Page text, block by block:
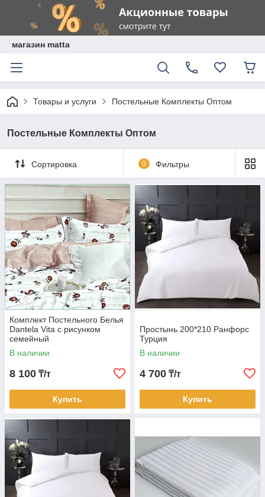
магазин matta
Товары и услуги Постельные Комплекты Оптом
Постельные Комплекты Оптом
Сортировка 0 Фильтры
Комплект Постельного Белья
Dantela Vita с рисунком
семейный
В наличии
8 100 ₸/т
Купить
Простынь 200*210 Ранфорс
Турция
В наличии
4 700 ₸/т
Купить